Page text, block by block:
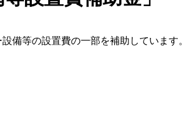
備等の設置費の一部を補助しています。